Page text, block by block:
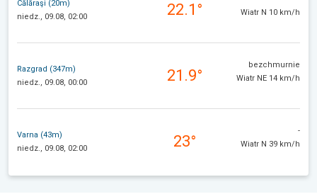
Călăraşi (20m)
niedz., 09.08, 02:00
22.1°
Wiatr N 10 km/h
Razgrad (347m)
niedz., 09.08, 00:00
21.9°
bezchmurnie
Wiatr NE 14 km/h
Varna (43m)
niedz., 09.08, 02:00
23°
-
Wiatr N 39 km/h